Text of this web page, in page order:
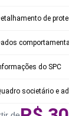
de
do SPC
societário e